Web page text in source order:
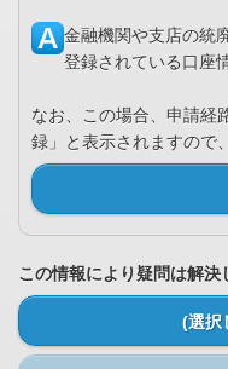
金融機関や支店の統
登録されている口座
なお、この場合、申請経
録」と表示されますので
この情報により疑問は解決
(選択